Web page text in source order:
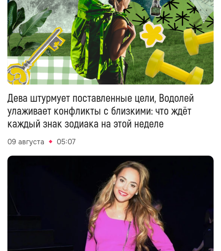
Дева штурмует поставленные цели, Водолей
улаживает конфликты с близкими: что ждёт
каждый знак зодиака на этой неделе
09 августа 05:07